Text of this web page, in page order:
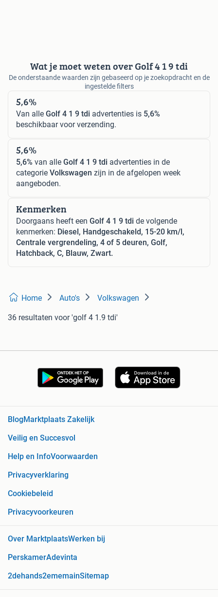
Wat je moet weten over Golf 4 1 9 tdi
De onderstaande waarden zijn gebaseerd op je zoekopdracht en de
ingestelde filters
5,6%
Van alle Golf 4 1 9 tdi advertenties is 5,6%
beschikbaar voor verzending.
5,6%
5,6% van alle Golf 4 1 9 tdi advertenties in de
categorie Volkswagen zijn in de afgelopen week
aangeboden.
Kenmerken
Doorgaans heeft een Golf 4 1 9 tdi de volgende
kenmerken: Diesel, Handgeschakeld, 15-20 km/l,
Centrale vergrendeling, 4 of 5 deuren, Golf,
Hatchback, C, Blauw, Zwart.
Home Auto's Volkswagen
36 resultaten voor 'golf 4 1.9 tdi'
BlogMarktplaats Zakelijk
Veilig en Succesvol
Help en InfoVoorwaarden
Privacyverklaring
Cookiebeleid
Privacyvoorkeuren
Over MarktplaatsWerken bij
PerskamerAdevinta
2dehands2ememainSitemap